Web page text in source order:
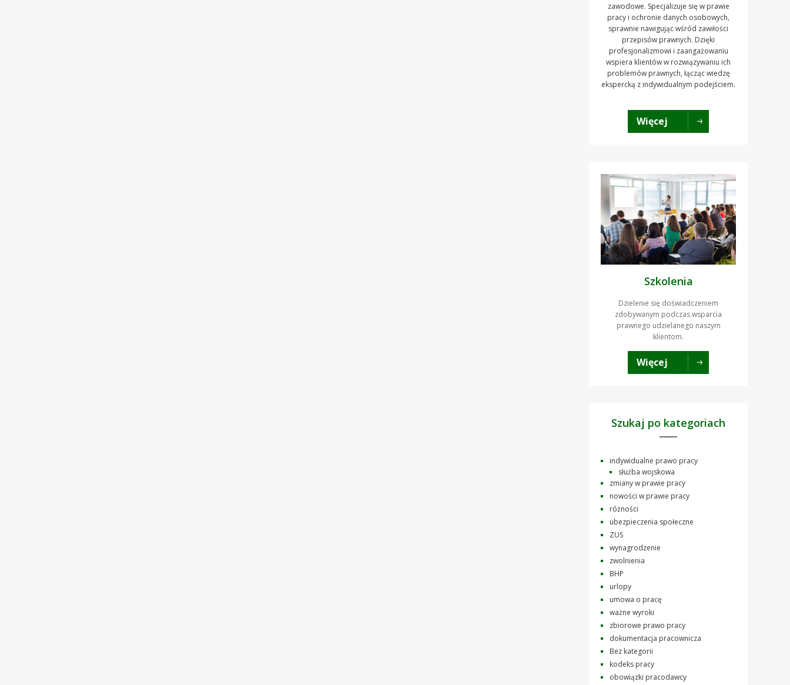
zawodowe. Specjalizuje się w prawie
pracy i ochronie danych osobowych,
sprawnie nawigując wśród zawiłości
przepisów prawnych. Dzięki
profesjonalizmowi i zaangażowaniu
wspiera klientów w rozwiązywaniu ich
problemów prawnych, łącząc wiedzę
ekspercką z indywidualnym podejściem.
Więcej
Szkolenia
Dzielenie się doświadczeniem
zdobywanym podczas wsparcia
prawnego udzielanego naszym
klientom.
Więcej
Szukaj po kategoriach
indywidualne prawo pracy
służba wojskowa
zmiany w prawie pracy
nowości w prawie pracy
różności
ubezpieczenia społeczne
ZUS
wynagrodzenie
zwolnienia
BHP
urlopy
umowa o pracę
ważne wyroki
zbiorowe prawo pracy
dokumentacja pracownicza
Bez kategorii
kodeks pracy
obowiązki pracodawcy